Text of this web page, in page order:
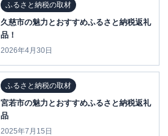
ふるさと納税の取材
久慈市の魅力とおすすめふるさと納税返礼
品！
2026年4月30日
ふるさと納税の取材
宮若市の魅力とおすすめふるさと納税返礼
品
2025年7月15日